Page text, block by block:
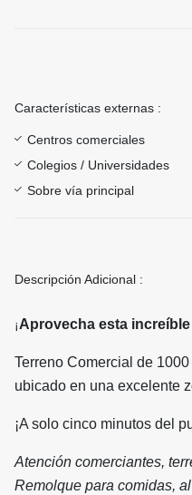
Características externas :
Centros comerciales
Colegios / Universidades
Sobre vía principal
Descripción Adicional :
¡Aprovecha esta
Terreno Comercial de
ubicado en una excelente
¡A solo cinco minutos del
Atención comerciantes,
Remolque para comidas,